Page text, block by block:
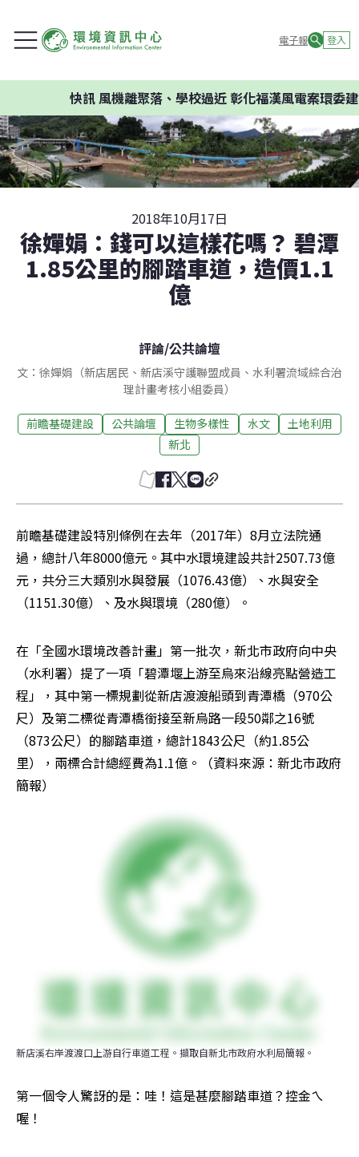
電子報 登入
風機離聚落、學校過近 彰化福漢風電案環委建議不應
2018年10月17日
徐嬋娟：錢可以這樣花嗎？ 碧潭
1.85公里的腳踏車道，造價1.1
億
評論/公共論壇
文：徐嬋娟（新店居民、新店溪守護聯盟成員、水利署流域綜合治
理計畫考核小組委員）
前瞻基礎建設 公共論壇 生物多樣性 水文
土地利用
新北
前瞻基礎建設特別條例在去年（2017年）8月立法院通
過，總計八年8000億元。其中水環境建設共計2507.73億
元，共分三大類別水與發展（1076.43億）、水與安全
（1151.30億）、及水與環境（280億）。
在「全國水環境改善計畫」第一批次，新北市政府向中央
（水利署）提了一項「碧潭堰上游至烏來沿線亮點營造工
程」，其中第一標規劃從新店渡渡船頭到青潭橋（970公
尺）及第二標從青潭橋銜接至新烏路一段50鄰之16號
（873公尺）的腳踏車道，總計1843公尺（約1.85公
里），兩標合計總經費為1.1億。（資料來源：新北市政府
簡報）
新店溪右岸渡渡口上游自行車道工程。擷取自新北市政府水利局簡報。
第一個令人驚訝的是：哇！這是甚麼腳踏車道？控金ㄟ
喔！